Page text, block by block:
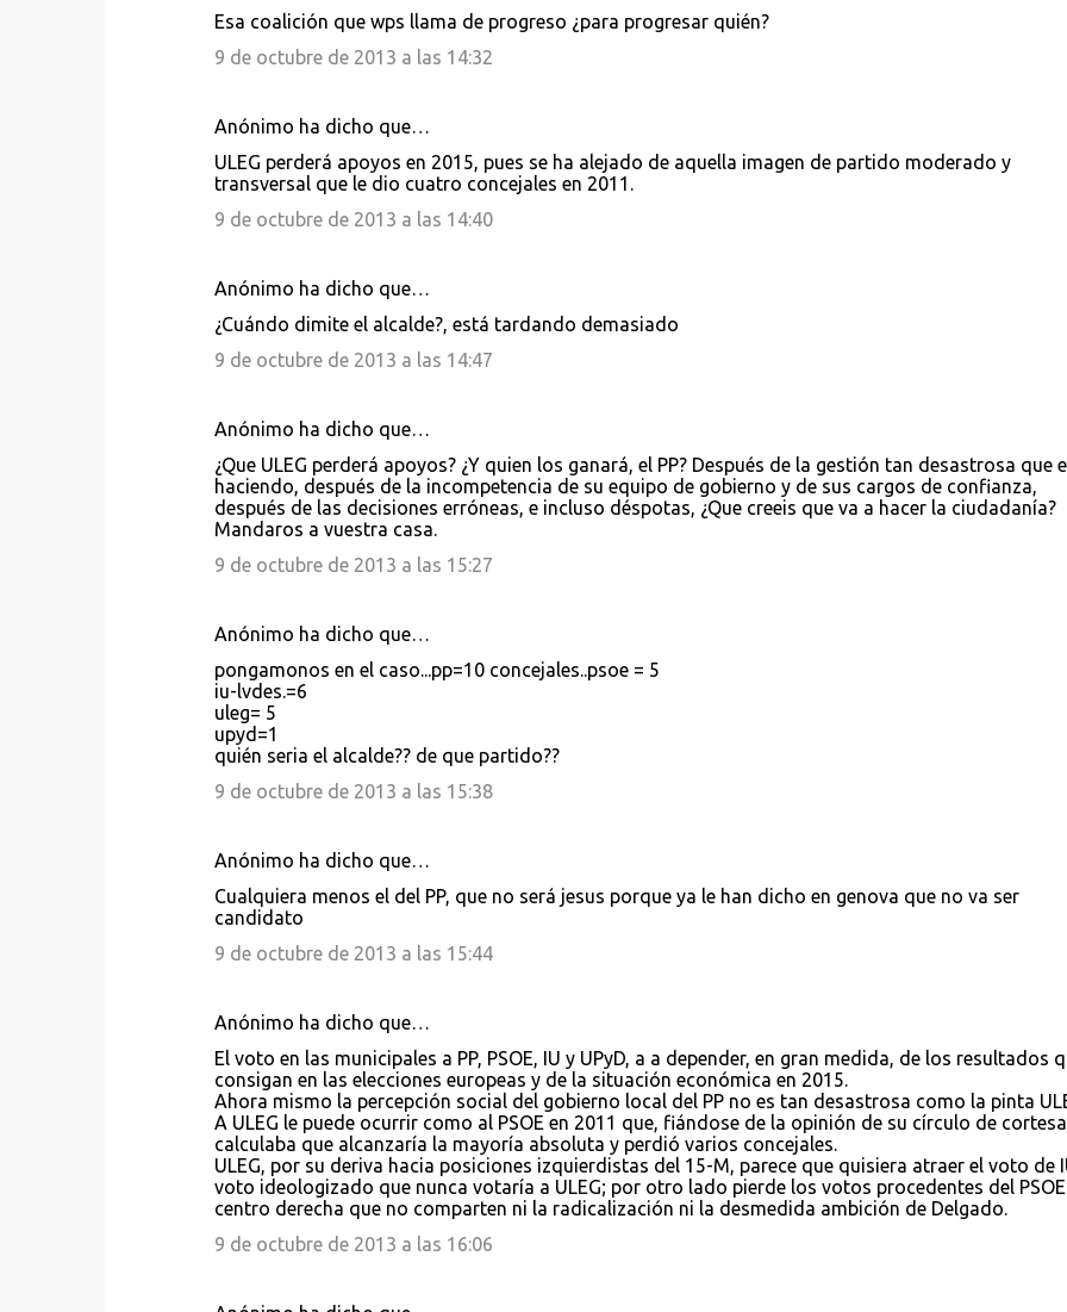
Esa coalición que wps llama de progreso ¿para progresar quién?
9 de octubre de 2013 a las 14:32
Anónimo ha dicho que…
ULEG perderá apoyos en 2015, pues se ha alejado de aquella imagen de partido moderado y
transversal que le dio cuatro concejales en 2011.
9 de octubre de 2013 a las 14:40
Anónimo ha dicho que…
¿Cuándo dimite el alcalde?, está tardando demasiado
9 de octubre de 2013 a las 14:47
Anónimo ha dicho que…
¿Que ULEG perderá apoyos? ¿Y quien los ganará, el PP? Después de la gestión tan desastrosa que
haciendo, después de la incompetencia de su equipo de gobierno y de sus cargos de confianza,
después de las decisiones erróneas, e incluso déspotas, ¿Que creeis que va a hacer la ciudadanía?
Mandaros a vuestra casa.
9 de octubre de 2013 a las 15:27
Anónimo ha dicho que…
pongamonos en el caso...pp=10 concejales..psoe = 5
iu-lvdes.=6
uleg= 5
upyd=1
quién seria el alcalde?? de que partido??
9 de octubre de 2013 a las 15:38
Anónimo ha dicho que…
Cualquiera menos el del PP, que no será jesus porque ya le han dicho en genova que no va ser
candidato
9 de octubre de 2013 a las 15:44
Anónimo ha dicho que…
El voto en las municipales a PP, PSOE, IU y UPyD, a a depender, en gran medida, de los resultados
consigan en las elecciones europeas y de la situación económica en 2015.
Ahora mismo la percepción social del gobierno local del PP no es tan desastrosa como la pinta
A ULEG le puede ocurrir como al PSOE en 2011 que, fiándose de la opinión de su círculo de
calculaba que alcanzaría la mayoría absoluta y perdió varios concejales.
ULEG, por su deriva hacia posiciones izquierdistas del 15-M, parece que quisiera atraer el voto de
voto ideologizado que nunca votaría a ULEG; por otro lado pierde los votos procedentes del
centro derecha que no comparten ni la radicalización ni la desmedida ambición de Delgado.
9 de octubre de 2013 a las 16:06